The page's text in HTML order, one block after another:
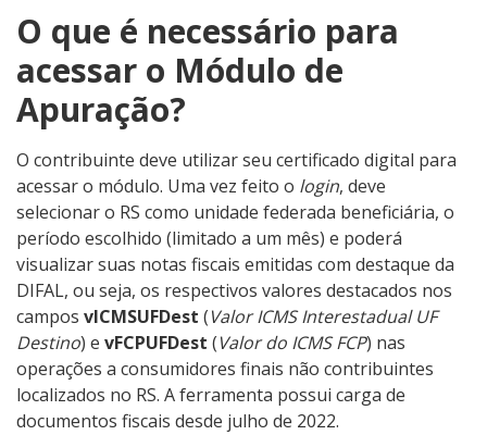
O que é necessário para
acessar o Módulo de
Apuração?
O contribuinte deve utilizar seu certificado digital para
acessar o módulo. Uma vez feito o login, deve
selecionar o RS como unidade federada beneficiária, o
período escolhido (limitado a um mês) e poderá
visualizar suas notas fiscais emitidas com destaque da
DIFAL, ou seja, os respectivos valores destacados nos
campos vICMSUFDest (Valor ICMS Interestadual UF
Destino) e vFCPUFDest (Valor do ICMS FCP) nas
operações a consumidores finais não contribuintes
localizados no RS. A ferramenta possui carga de
documentos fiscais desde julho de 2022.